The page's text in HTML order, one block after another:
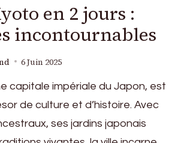
en 2 jours :
incontournables
6 Juin 2025
capitale impériale du Japon, est
de culture et d’histoire. Avec
ses jardins japonais